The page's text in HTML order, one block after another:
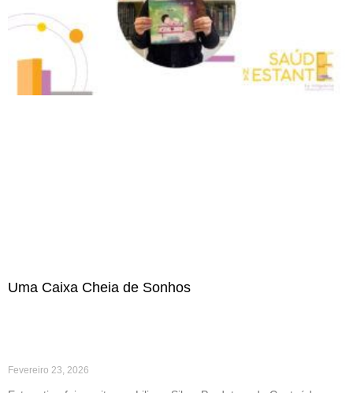
Uma Caixa Cheia de Sonhos
Fevereiro 23, 2026